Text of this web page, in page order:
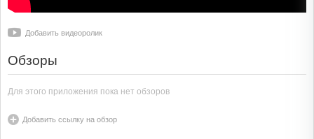
Добавить видеоролик
Обзоры
Для этого приложения пока нет обзоров
Добавить ссылку на обзор